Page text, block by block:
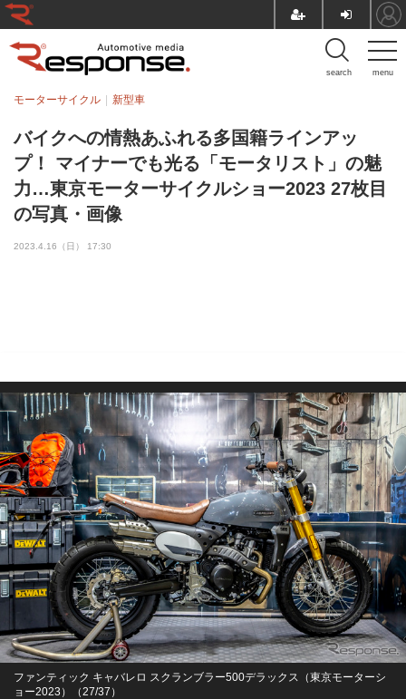
menu
search
バイクへの情熱あふれる多国籍ラインアッ
プ！ マイナーでも光る「モータリスト」の魅
力…東京モーターサイクルショー2023 27枚目
の写真・画像
モーターサイクル 新型車
2023.4.16（日） 17:30
ファンティック キャバレロ スクランブラー500デラックス（東京モーターシ
ョー2023）（27/37）